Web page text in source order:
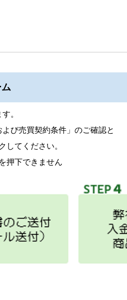
。
び売買契約条件」のご確認と
してください。
押下できません